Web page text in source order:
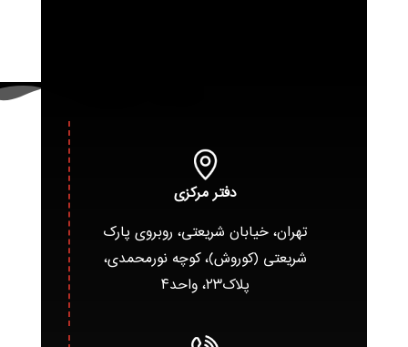
دفتر مرکزی
تهران، خیابان شریعتی، روبروی پارک
شریعتی (کوروش)، کوچه نورمحمدی،
پلاک۲۳، واحد۴